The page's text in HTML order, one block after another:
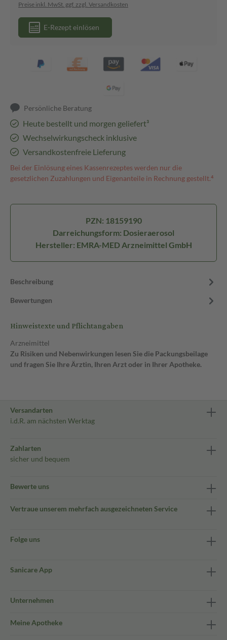
Preise inkl. MwSt. ggf. zzgl. Versandkosten
E-Rezept einlösen
Persönliche Beratung
Heute bestellt und morgen geliefert³
Wechselwirkungscheck inklusive
Versandkostenfreie Lieferung
Bei der Einlösung eines Kassenrezeptes werden nur die
gesetzlichen Zuzahlungen und Eigenanteile in Rechnung gestellt.⁴
PZN: 18159190
Darreichungsform: Dosieraerosol
Hersteller: EMRA-MED Arzneimittel GmbH
Beschreibung
Bewertungen
Hinweistexte und Pflichtangaben
Arzneimittel
Zu Risiken und Nebenwirkungen lesen Sie die Packungsbeilage
und fragen Sie Ihre Ärztin, Ihren Arzt oder in Ihrer Apotheke.
Versandarten
i.d.R. am nächsten Werktag
Zahlarten
sicher und bequem
Bewerte uns
Vertraue unserem mehrfach ausgezeichneten Service
Folge uns
Sanicare App
Unternehmen
Meine Apotheke